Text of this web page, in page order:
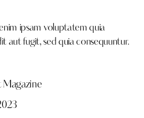
ipsam voluptatem quia
aut fugit, sed quia consequuntur.
Magazine